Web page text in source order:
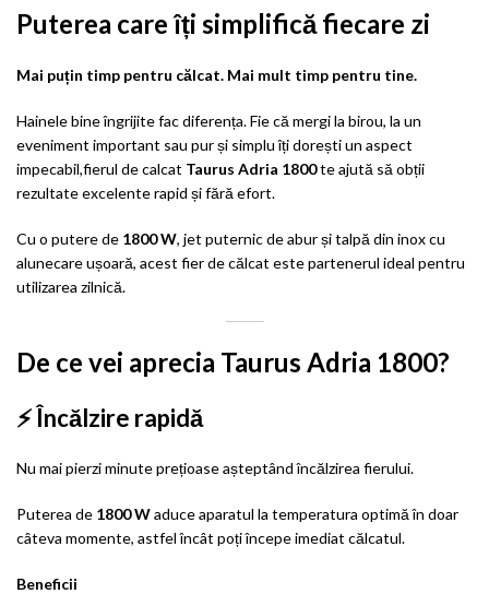
Puterea care îți simplifică fiecare zi
Mai puțin timp pentru călcat. Mai mult timp pentru tine.
Hainele bine îngrijite fac diferența. Fie că mergi la birou, la un
eveniment important sau pur și simplu îți dorești un aspect
impecabil,fierul de calcat Taurus Adria 1800te ajută să obții
rezultate excelente rapid și fără efort.
Cu o putere de 1800 W, jet puternic de abur și talpă din inox cu
alunecare ușoară, acest fier de călcat este partenerul ideal pentru
utilizarea zilnică.
De ce vei aprecia Taurus Adria 1800?
⚡ Încălzire rapidă
Nu mai pierzi minute prețioase așteptând încălzirea fierului.
Puterea de 1800 Waduce aparatul la temperatura optimă în doar
câteva momente, astfel încât poți începe imediat călcatul.
Beneficii